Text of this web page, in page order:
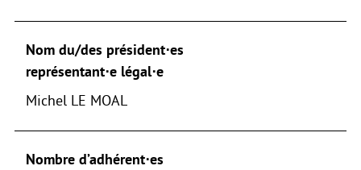
Nom du/des président⋅es
représentant⋅e légal⋅e
Michel LE MOAL
Nombre d’adhérent⋅es